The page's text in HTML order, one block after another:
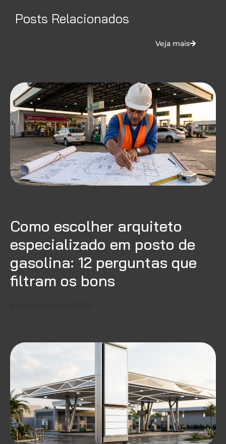
Posts Relacionados
Veja mais
Como escolher arquiteto
especializado em posto de
gasolina: 12 perguntas que
filtram os bons